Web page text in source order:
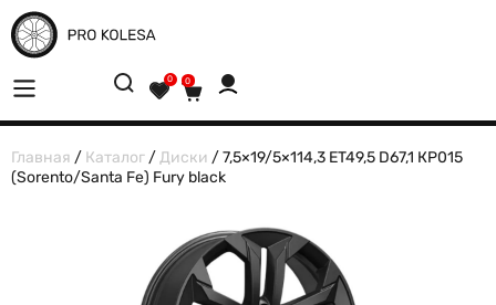
0 0
Главная / Каталог /Диски / 7,5×19/5×114,3 ET49,5 D67,1 КР015
(Sorento/Santa Fe) Fury black